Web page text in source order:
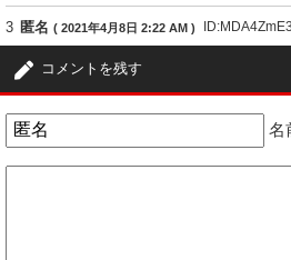
3 匿名 ( 2021年4月8日 2:22 AM )
そもそもレプロやん
匿名
マスコミももっと報道してくれや芸能界の
コメントを残す
名